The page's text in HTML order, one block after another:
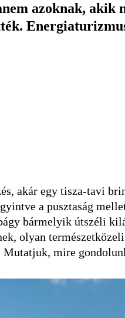
azoknak, akik
akár egy tisza-tavi
a pusztaság
bármelyik útszéli
olyan
mire